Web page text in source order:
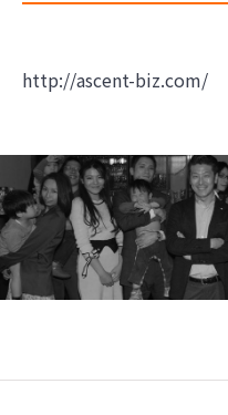
http://ascent-biz.com/